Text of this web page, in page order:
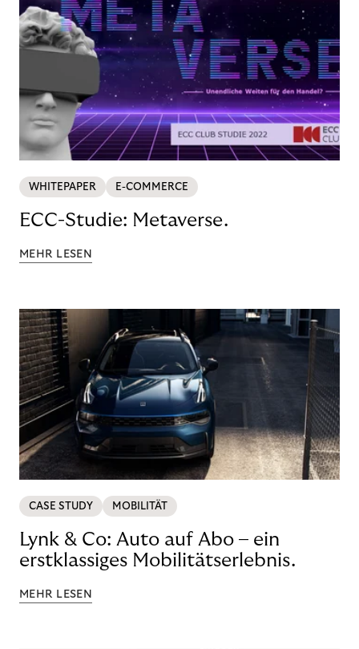
WHITEPAPER E-COMMERCE
ECC-Studie: Metaverse.
MEHR LESEN
CASE STUDY MOBILITÄT
Lynk & Co: Auto auf Abo – ein
erstklassiges Mobilitätserlebnis.
MEHR LESEN